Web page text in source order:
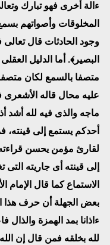
ءالة أخرى فهو تبارك
المخلوقات وأصواتهم
وجود الحادثات قال
البصير﴾. أما الدليل
متصفا بالسمع لكان
عليه محال قاله الأشعرى
ماجه والذى فيه لله أشد
أحدكم يستمع إلى قينته،
لقارئ مؤمن يحسن
إلى قينته أى جاريته التى
الاستماع كما قال
بعض الجهلة أن حرف هذا
ءاذانا بمد الهمزة والذال
لله بخلقه فمن قال إن